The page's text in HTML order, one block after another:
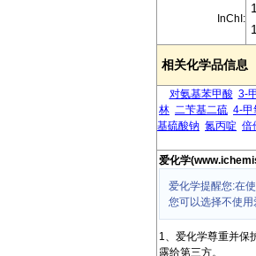
InChI:
相关化学品信息
对氨基苯甲酸 3-
林 二苄基二硫 4-甲
基硫酸钠 氮丙啶 倍
爱化学
爱化学提醒您:在
您可以选择不使用
1、爱化学尊重并保
露给第三方。